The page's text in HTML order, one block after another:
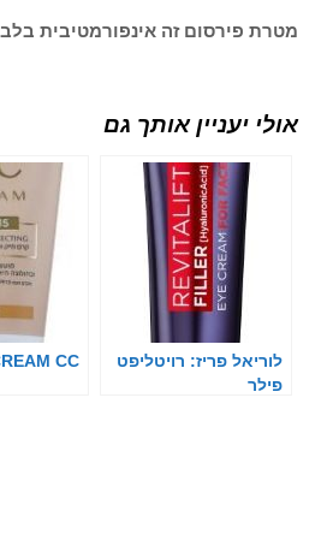
מטרת פירסום זה אינפורמטיבית
אולי יעניין אותך גם
לוריאל פריז: רויטליפט
פילר
CC